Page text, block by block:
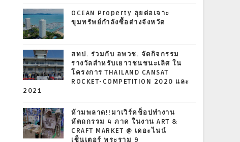
OCEAN Property ลุยต่อเจาะ
ขุมทรัพย์กำลังซื้อต่างจังหวัด
สทป. ร่วมกับ อพวช. จัดกิจกรรม
รางวัลสำหรับเยาวชนชนะเลิศ ใน
โครงการ THAILAND CANSAT
ROCKET-COMPETITION 2020 และ
2021
ห้ามพลาด!!มาเวิร์คช็อปทำงาน
หัตถกรรม 4 ภาค ในงาน ART &
CRAFT MARKET @ เดอะไนน์
เซ็นเตอร์ พระราม 9